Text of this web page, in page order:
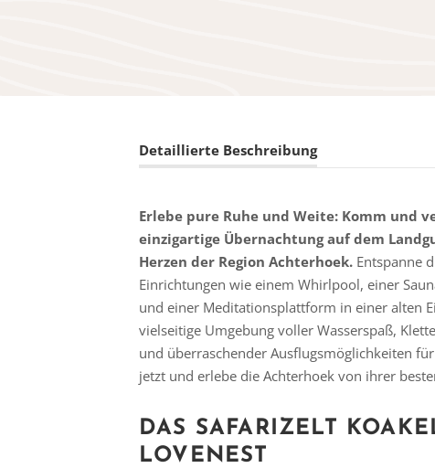
Detaillierte Beschreibung
Erlebe pure Ruhe und Weite: Komm und
einzigartige Übernachtung auf dem
Herzen der Region Achterhoek. Entspanne
Einrichtungen wie einem Whirlpool, einer
und einer Meditationsplattform in einer alten
vielseitige Umgebung voller Wasserspaß,
und überraschender Ausflugsmöglichkeiten
jetzt und erlebe die Achterhoek von ihrer
DAS SAFARIZELT
LOVENEST